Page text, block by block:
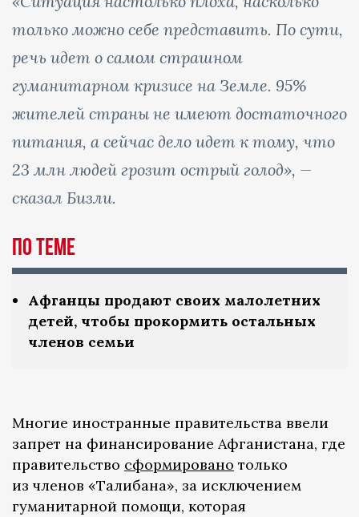
только можно себе представить. По сути,
речь идет о самом страшном
гуманитарном кризисе на Земле. 95%
жителей страны не имеют достаточного
питания, а сейчас дело идет к тому, что
23 млн людей грозит острый голод», —
сказал Бизли.
По теме
Афганцы продают своих малолетних
детей, чтобы прокормить остальных
членов семьи
Многие иностранные правительства ввели
запрет на финансирование Афганистана, где
правительство сформировано только
из членов «Талибана», за исключением
гуманитарной помощи, которая